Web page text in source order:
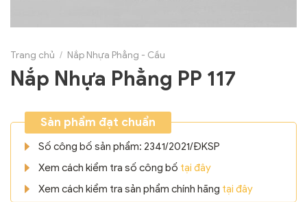
Trang chủ / Nắp Nhựa Phẳng - Cầu
Nắp Nhựa Phẳng PP 117
Sản phẩm đạt chuẩn
Số công bố sản phẩm: 2341/2021/ĐKSP
Xem cách kiểm tra số công bố tại đây
Xem cách kiểm tra sản phẩm chính hãng tại đây